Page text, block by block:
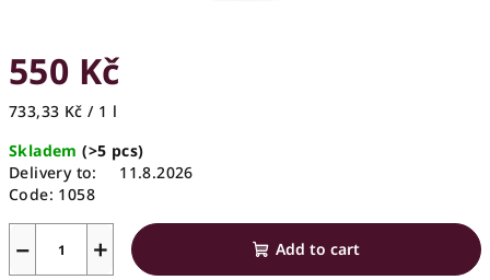
550 Kč
Measure
733,33 Kč / 1 l
Skladem(>5 pcs)
Delivery to:
11.8.2026
Code: 1058
+
− Add to cart